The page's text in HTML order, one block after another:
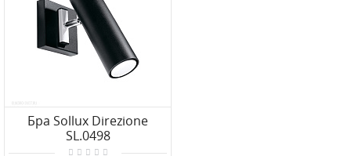
Бра Sollux Direzione
SL.0498